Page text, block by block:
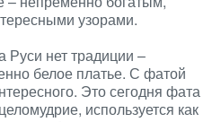
узорами.
нет традиции –
белое платье. С фатой
Это сегодня фата
используется как